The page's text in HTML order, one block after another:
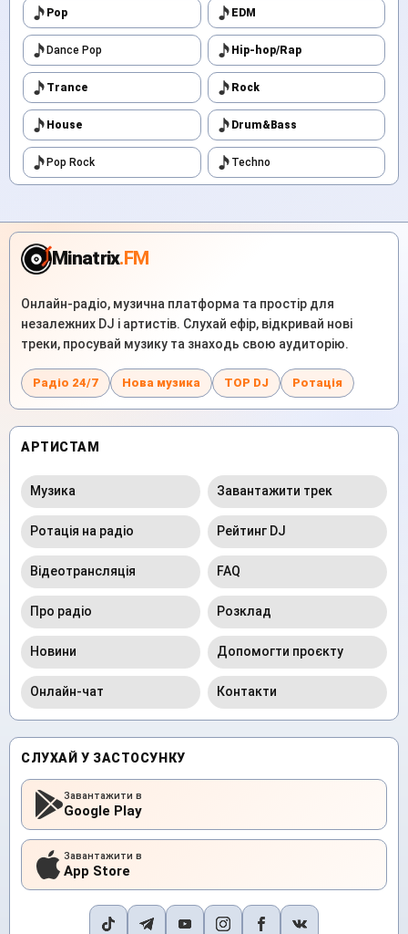
Pop EDM
Dance Pop Hip-hop/Rap
Trance Rock
House Drum&Bass
Pop Rock Techno
Minatrix.FM
Онлайн-радіо, музична платформа та простір для
незалежних DJ і артистів. Слухай ефір, відкривай нові
треки, просувай музику та знаходь свою аудиторію.
Радіо 24/7 Нова музика TOP DJ Ротація
АРТИСТАМ
Музика Завантажити трек
Ротація на радіо Рейтинг DJ
Відеотрансляція FAQ
Про радіо Розклад
Новини Допомогти проєкту
Онлайн-чат Контакти
СЛУХАЙ У ЗАСТОСУНКУ
Завантажити в
Google Play
Завантажити в
App Store